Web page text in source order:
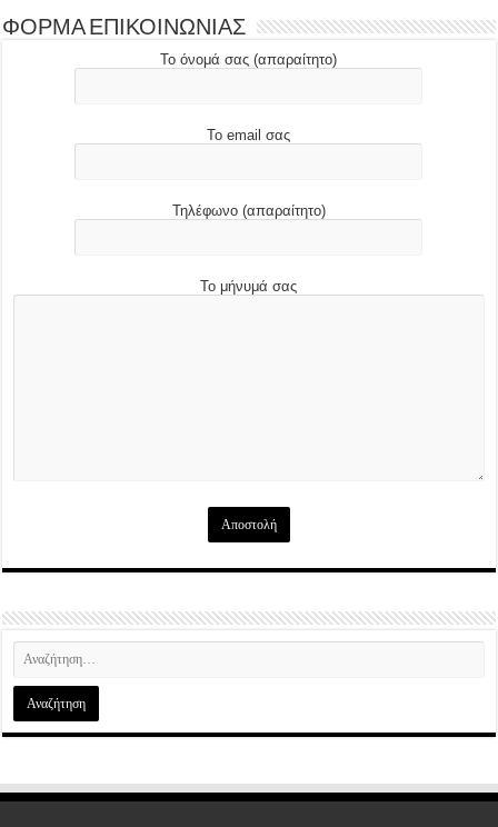
ΦΟΡΜΑ ΕΠΙΚΟΙΝΩΝΙΑΣ
Το όνομά σας (απαραίτητο)
Το email σας
Τηλέφωνο (απαραίτητο)
Το μήνυμά σας